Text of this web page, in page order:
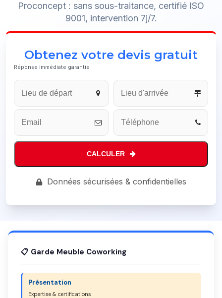
Proconcept : sans sous-traitance, certifié ISO
9001, intervention 7j/7.
Obtenez votre devis gratuit
Réponse immédiate garantie
CALCULER
Données sécurisées & confidentielles
📋 Garde Meuble Coworking
Présentation
Expertise & certifications